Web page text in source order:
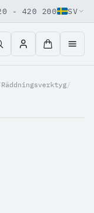
- 420 200 SV
Räddningsverktyg/